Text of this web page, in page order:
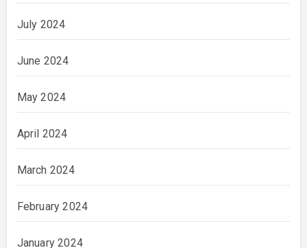
July 2024
June 2024
May 2024
April 2024
March 2024
February 2024
January 2024